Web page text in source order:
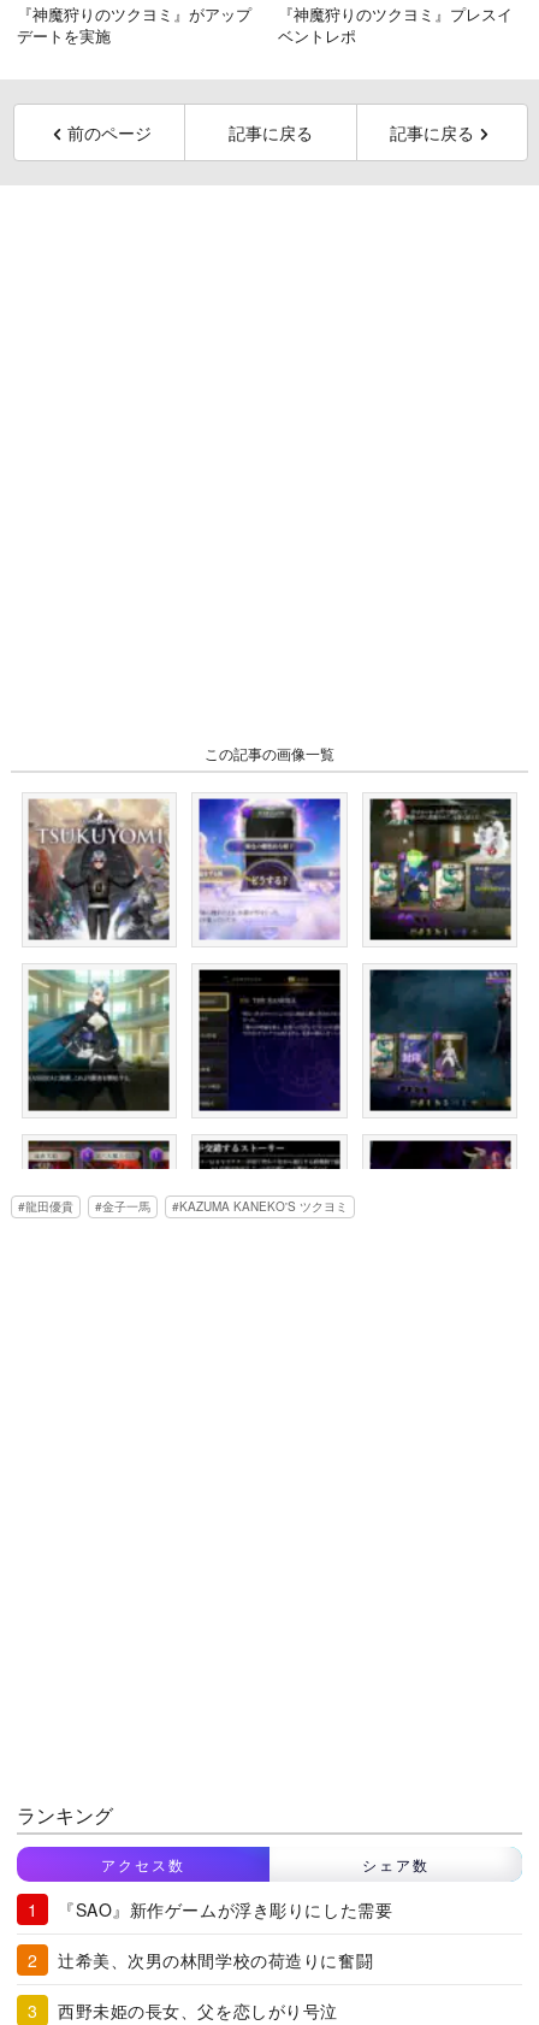
『神魔狩りのツクヨミ』がアップ
デートを実施
『神魔狩りのツクヨミ』プレスイ
ベントレポ
前のページ 記事に戻る 記事に戻る
この記事の画像一覧
龍田優貴 金子一馬 KAZUMA KANEKO'S ツクヨミ
ランキング
アクセス数 シェア数
『SAO』新作ゲームが浮き彫りにした需要
辻希美、次男の林間学校の荷造りに奮闘
西野未姫の長女、父を恋しがり号泣